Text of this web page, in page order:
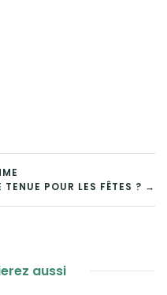
TENUE POUR LES FÊTES ? →
aussi